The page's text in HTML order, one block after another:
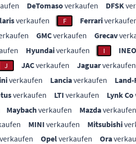
DeTomasoverkaufen DFSK
verkaufen F Ferrari
GMCverkaufen Grecav
Hyundaiverkaufen I
J JACverkaufen Jaguarverkaufen
verkaufen Lanciaverkaufen
verkaufen LTI verkaufen Lynk Co
Maybachverkaufen Mazdaverkaufen
MINI verkaufen Mitsubishi
verkaufen Opelverkaufen Ora